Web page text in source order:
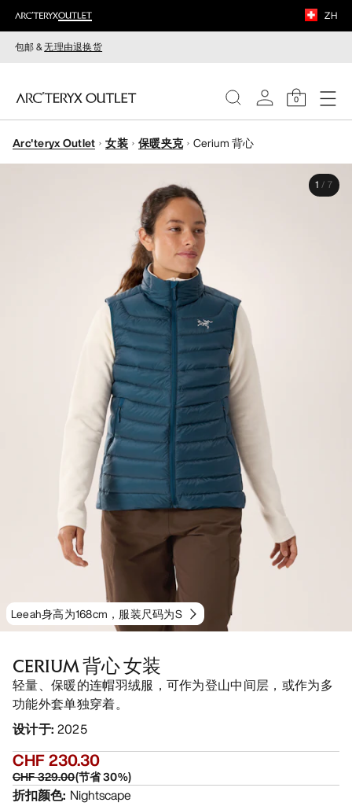
ZH
包邮 &无理由退换货
0
女装
Arc'teryx Outlet 女装 保暖夹克 Cerium 背心
Leeah身高为168cm，服装尺码为S
1 / 7
CERIUM 背心 女装
轻量、保暖的连帽羽绒服，可作为登山中间层，或作为多
功能外套单独穿着。
设计于: 2025
CHF 230.30
CHF 329.00(节省30%)
折扣颜色: Nightscape